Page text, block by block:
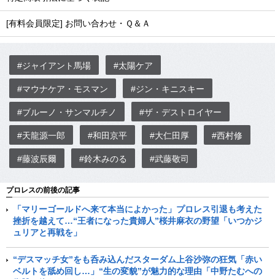
[有料会員限定] お問い合わせ・Ｑ＆Ａ
#ジャイアント馬場 #太陽ケア
#マウナケア・モスマン #ジン・キニスキー
#ブルーノ・サンマルチノ #ザ・デストロイヤー
#天龍源一郎 #和田京平 #大仁田厚 #西村修
#藤波辰爾 #鈴木みのる #武藤敬司
プロレスの前後の記事
「マリーゴールドへ来て本当によかった」プロレス引退も考えた
挫折を越えて…“王者になった貴婦人”桜井麻衣の野望「いつかジ
ュリアと再戦を」
“デスマッチ女”をも呑み込んだスターダム上谷沙弥の狂気「赤い
ベルトを舐め回し…」“生の変貌”が魅力的な理由「中野たむへの